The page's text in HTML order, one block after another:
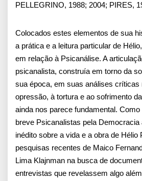
PELLEGRINO, 1988; 2004; PIRES,
Colocados estes elementos de sua
a prática e a leitura particular de
em relação à Psicanálise. A
psicanalista, construía em torno da
sua época, em suas análises críticas
opressão, à tortura e ao sofrimento
ainda nos parece fundamental.
breve Psicanalistas pela Democracia
inédito sobre a vida e a obra de Hélio
pesquisas recentes de Maico
Lima Klajnman na busca de
entrevistas que revelassem algo